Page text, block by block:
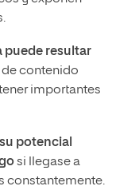
puede resultar
contenido
importantes
potencial
si llegase a
constantemente.